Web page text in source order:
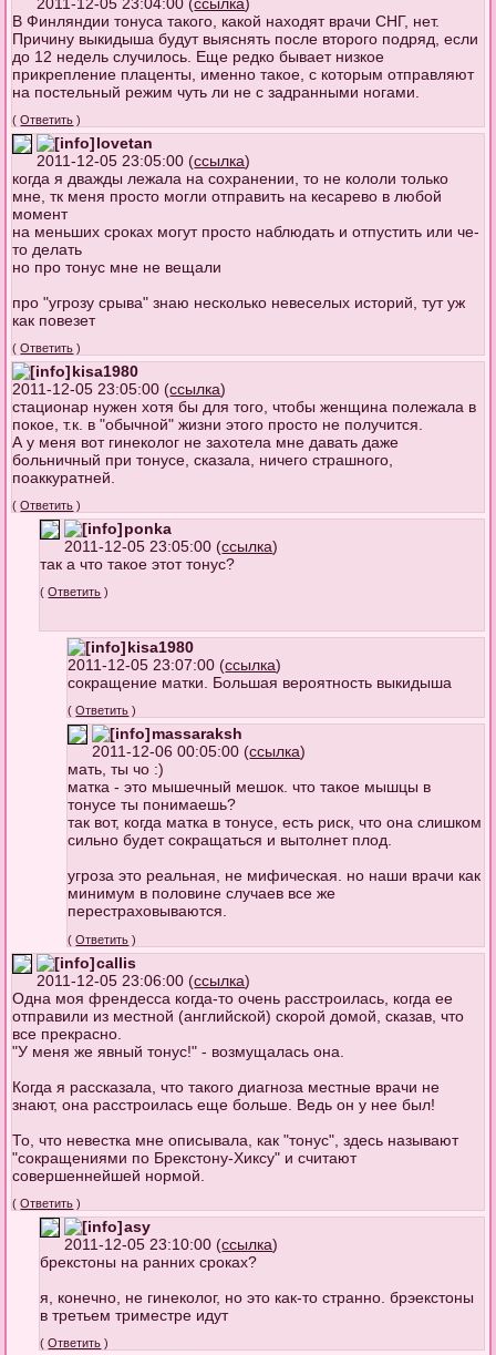
В Финляндии тонуса такого, какой находят врачи СНГ, нет.
Причину выкидыша будут выяснять после второго подряд, если
до 12 недель случилось. Еще редко бывает низкое
прикрепление плаценты, именно такое, с которым отправляют
на постельный режим чуть ли не с задранными ногами.
(Ответить )
lovetan
2011-12-05 23:05:00 (ссылка)
когда я дважды лежала на сохранении, то не кололи только
мне, тк меня просто могли отправить на кесарево в любой
момент
на меньших сроках могут просто наблюдать и отпустить или че-
то делать
но про тонус мне не вещали
про "угрозу срыва" знаю несколько невеселых историй, тут уж
как повезет
(Ответить )
kisa1980
2011-12-05 23:05:00 (ссылка)
стационар нужен хотя бы для того, чтобы женщина полежала в
покое, т.к. в "обычной" жизни этого просто не получится.
А у меня вот гинеколог не захотела мне давать даже
больничный при тонусе, сказала, ничего страшного,
поаккуратней.
(Ответить )
ponka
2011-12-05 23:05:00 (ссылка)
так а что такое этот тонус?
(Ответить )
kisa1980
2011-12-05 23:07:00 (ссылка)
сокращение матки. Большая вероятность выкидыша
(Ответить )
massaraksh
2011-12-06 00:05:00 (ссылка)
мать, ты чо :)
матка - это мышечный мешок. что такое мышцы в
тонусе ты понимаешь?
так вот, когда матка в тонусе, есть риск, что она слишком
сильно будет сокращаться и вытолнет плод.
угроза это реальная, не мифическая. но наши врачи как
минимум в половине случаев все же
перестраховываются.
(Ответить )
callis
2011-12-05 23:06:00 (ссылка)
Одна моя френдесса когда-то очень расстроилась, когда ее
отправили из местной (английской) скорой домой, сказав, что
все прекрасно.
"У меня же явный тонус!" - возмущалась она.
Когда я рассказала, что такого диагноза местные врачи не
знают, она расстроилась еще больше. Ведь он у нее был!
То, что невестка мне описывала, как "тонус", здесь называют
"сокращениями по Брекстону-Хиксу" и считают
совершеннейшей нормой.
(Ответить )
asy
2011-12-05 23:10:00 (ссылка)
брекстоны на ранних сроках?
я, конечно, не гинеколог, но это как-то странно. брэекстоны
в третьем триместре идут
(Ответить )